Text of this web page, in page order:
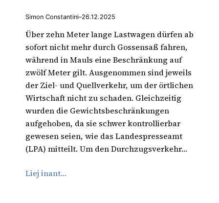
Simon Constantini–26.12.2025
Über zehn Meter lange Lastwagen dürfen ab
sofort nicht mehr durch Gossensaß fahren,
während in Mauls eine Beschränkung auf
zwölf Meter gilt. Ausgenommen sind jeweils
der Ziel- und Quellverkehr, um der örtlichen
Wirtschaft nicht zu schaden. Gleichzeitig
wurden die Gewichtsbeschränkungen
aufgehoben, da sie schwer kontrollierbar
gewesen seien, wie das Landespresseamt
(LPA) mitteilt. Um den Durchzugsverkehr…
Liej inant…